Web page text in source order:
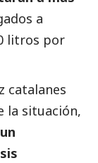
a
litros por
catalanes
la situación,